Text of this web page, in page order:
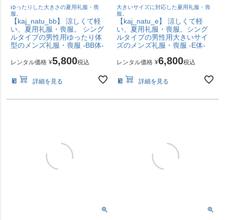
ゆったりした大きさの夏用礼服・喪
服。
【kaj_natu_bb】 涼しくて軽
い、夏用礼服・喪服。 シング
ルタイプの男性用ゆったり体
型のメンズ礼服・喪服 -BB体-
レンタル価格 ¥5,800税込
詳細を見る
大きいサイズに対応した夏用礼服・喪
服。
【kaj_natu_e】 涼しくて軽
い、夏用礼服・喪服。シング
ルタイプの男性用大きいサイ
ズのメンズ礼服・喪服 -E体-
レンタル価格 ¥6,800税込
詳細を見る